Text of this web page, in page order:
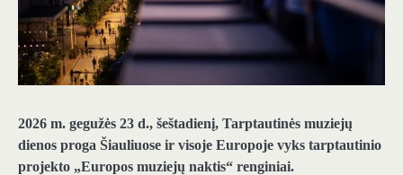
2026 m. gegužės 23 d., šeštadienį, Tarptautinės muziejų
dienos proga Šiauliuose ir visoje Europoje vyks tarptautinio
projekto „Europos muziejų naktis“ renginiai.